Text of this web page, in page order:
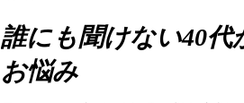
方が多いのでまずは生活習慣の見直
やストレッチ、栄養バランスの摂れ
事、早寝早起きの徹底です。 食事面
誰にも聞けない40代
お悩み